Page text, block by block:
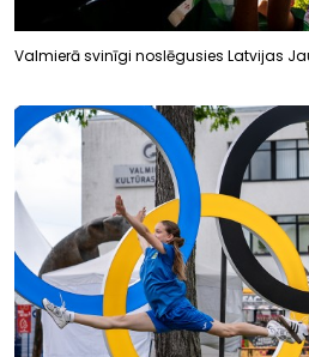
Valmierā svinīgi noslēgusies Latvijas